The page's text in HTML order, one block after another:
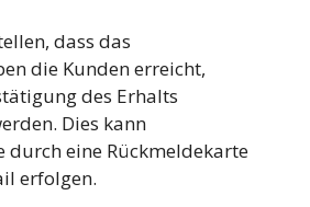
dass das
die Kunden erreicht,
des Erhalts
Dies kann
durch eine Rückmeldekarte
erfolgen.